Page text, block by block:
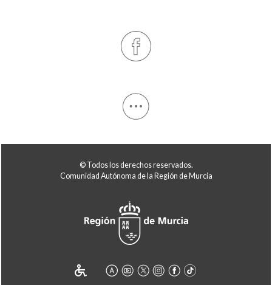
© Todos los derechos reservados.
Comunidad Autónoma de la Región de Murcia